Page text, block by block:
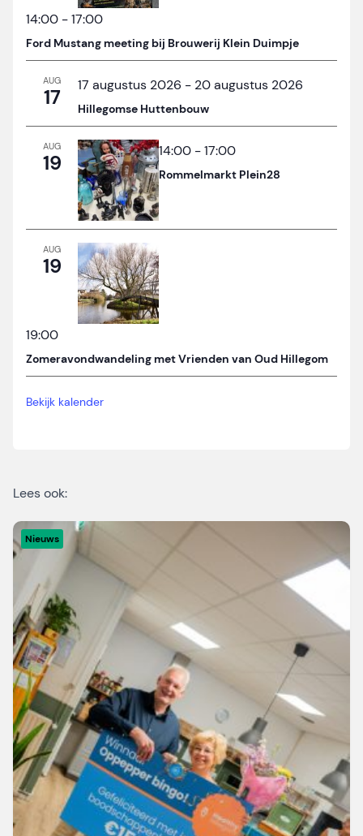
14:00 -17:00
Ford Mustang meeting bij Brouwerij Klein Duimpje
AUG
17 17 augustus 2026 - 20 augustus 2026
Hillegomse Huttenbouw
AUG
19 14:00 -17:00
Rommelmarkt Plein28
AUG
19
19:00
Zomeravondwandeling met Vrienden van Oud Hillegom
Bekijk kalender
Lees ook:
Nieuws